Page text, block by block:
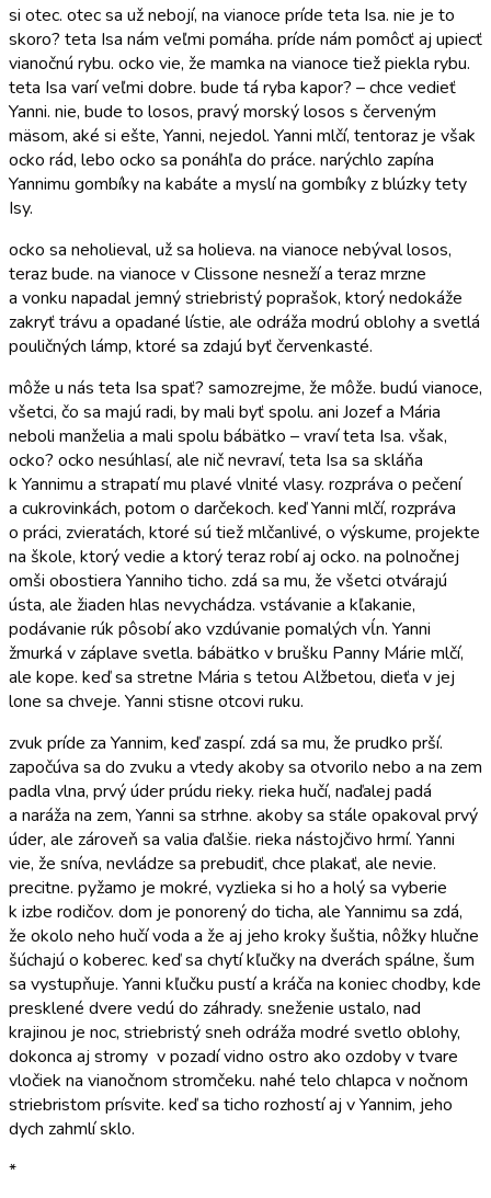
si otec. otec sa už nebojí, na vianoce príde teta Isa. nie je to
skoro? teta Isa nám veľmi pomáha. príde nám pomôcť aj upiecť
vianočnú rybu. ocko vie, že mamka na vianoce tiež piekla rybu.
teta Isa varí veľmi dobre. bude tá ryba kapor? – chce vedieť
Yanni. nie, bude to losos, pravý morský losos s červeným
mäsom, aké si ešte, Yanni, nejedol. Yanni mlčí, tentoraz je však
ocko rád, lebo ocko sa ponáhľa do práce. narýchlo zapína
Yannimu gombíky na kabáte a myslí na gombíky z blúzky tety
Isy.
ocko sa neholieval, už sa holieva. na vianoce nebýval losos,
teraz bude. na vianoce v Clissone nesneží a teraz mrzne
a vonku napadal jemný striebristý poprašok, ktorý nedokáže
zakryť trávu a opadané lístie, ale odráža modrú oblohy a svetlá
pouličných lámp, ktoré sa zdajú byť červenkasté.
môže u nás teta Isa spať? samozrejme, že môže. budú vianoce,
všetci, čo sa majú radi, by mali byť spolu. ani Jozef a Mária
neboli manželia a mali spolu bábätko – vraví teta Isa. však,
ocko? ocko nesúhlasí, ale nič nevraví, teta Isa sa skláňa
k Yannimu a strapatí mu plavé vlnité vlasy. rozpráva o pečení
a cukrovinkách, potom o darčekoch. keď Yanni mlčí, rozpráva
o práci, zvieratách, ktoré sú tiež mlčanlivé, o výskume, projekte
na škole, ktorý vedie a ktorý teraz robí aj ocko. na polnočnej
omši obostiera Yanniho ticho. zdá sa mu, že všetci otvárajú
ústa, ale žiaden hlas nevychádza. vstávanie a kľakanie,
podávanie rúk pôsobí ako vzdúvanie pomalých vĺn. Yanni
žmurká v záplave svetla. bábätko v brušku Panny Márie mlčí,
ale kope. keď sa stretne Mária s tetou Alžbetou, dieťa v jej
lone sa chveje. Yanni stisne otcovi ruku.
zvuk príde za Yannim, keď zaspí. zdá sa mu, že prudko prší.
započúva sa do zvuku a vtedy akoby sa otvorilo nebo a na zem
padla vlna, prvý úder prúdu rieky. rieka hučí, naďalej padá
a naráža na zem, Yanni sa strhne. akoby sa stále opakoval prvý
úder, ale zároveň sa valia ďalšie. rieka nástojčivo hrmí. Yanni
vie, že sníva, nevládze sa prebudiť, chce plakať, ale nevie.
precitne. pyžamo je mokré, vyzlieka si ho a holý sa vyberie
k izbe rodičov. dom je ponorený do ticha, ale Yannimu sa zdá,
že okolo neho hučí voda a že aj jeho kroky šuštia, nôžky hlučne
šúchajú o koberec. keď sa chytí kľučky na dverách spálne, šum
sa vystupňuje. Yanni kľučku pustí a kráča na koniec chodby, kde
presklené dvere vedú do záhrady. sneženie ustalo, nad
krajinou je noc, striebristý sneh odráža modré svetlo oblohy,
dokonca aj stromy v pozadí vidno ostro ako ozdoby v tvare
vločiek na vianočnom stromčeku. nahé telo chlapca v nočnom
striebristom prísvite. keď sa ticho rozhostí aj v Yannim, jeho
dych zahmlí sklo.
*